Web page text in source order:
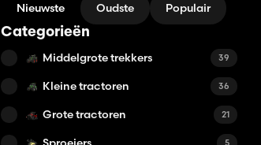
Nieuwste Oudste Populair
Categorieën
Middelgrote trekkers 39
Kleine tractoren 36
Grote tractoren 21
5